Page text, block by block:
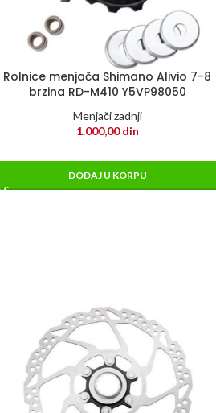
Rolnice menjača Shimano Alivio 7-8
brzina RD-M410 Y5VP98050
Menjači zadnji
1.000,00din
DODAJ U KORPU